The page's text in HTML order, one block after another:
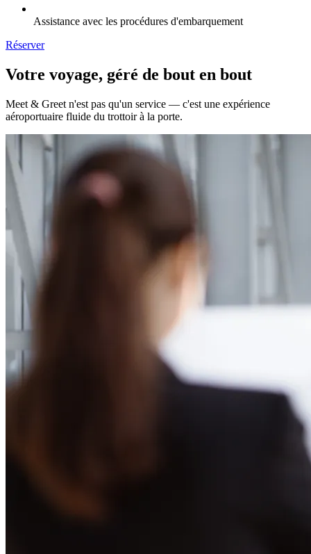
Assistance avec les procédures d'embarquement
Réserver
Votre voyage, géré de bout en bout
Meet & Greet n'est pas qu'un service — c'est une expérience
aéroportuaire fluide du trottoir à la porte.